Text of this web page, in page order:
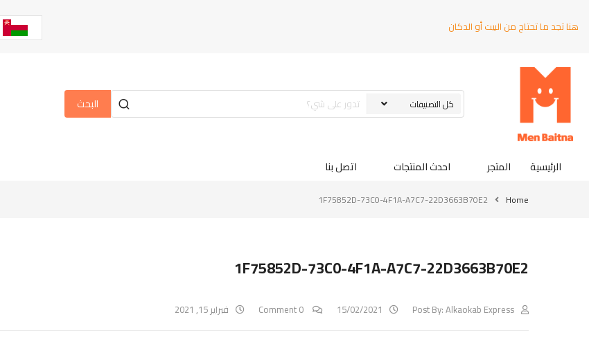
هنا تجد ما تحتاج من البيت أو الدكان
البحث
الرئيسية المتجر احدث المنتجات اتصل بنا
Home
1F75852D-73C0-4F1A-A7C7-22D3663B70E2
1F75852D-73C0-4F1A-A7C7-22D3663B70E2
Post By:Alkaokab Express
15/02/2021 فبراير 15, 2021